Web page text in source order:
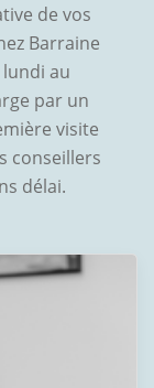
de vos
Barraine
au
par un
visite
conseillers
délai.